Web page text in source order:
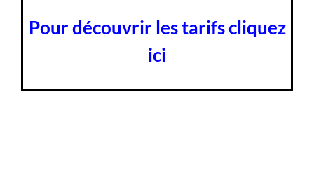
Pour découvrir les tarifs cliquez
ici